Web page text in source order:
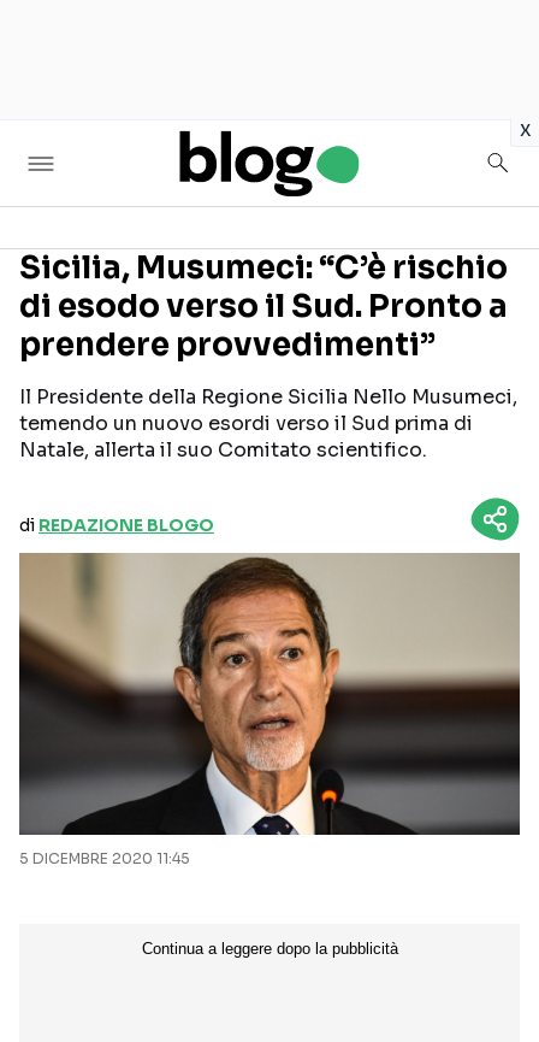
x
Seguici sui social
Sicilia, Musumeci: “C’è rischio
di esodo verso il Sud. Pronto a
prendere provvedimenti”
Il Presidente della Regione Sicilia Nello Musumeci,
temendo un nuovo esordi verso il Sud prima di
Natale, allerta il suo Comitato scientifico.
di REDAZIONE BLOGO
5 DICEMBRE 2020 11:45